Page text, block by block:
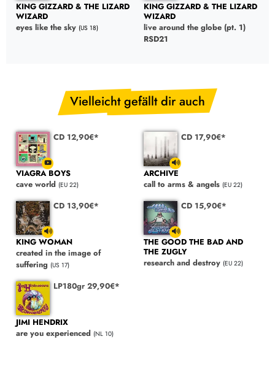
KING GIZZARD & THE LIZARD
WIZARD
eyes like the sky (US 18)
KING GIZZARD & THE LIZARD
WIZARD
live around the globe (pt. 1)
RSD21
Vielleicht gefällt dir auch
CD 12,90€*
VIAGRA BOYS
cave world (EU 22)
CD 17,90€*
ARCHIVE
call to arms & angels (EU 22)
CD 13,90€*
KING WOMAN
created in the image of
suffering (US 17)
CD 15,90€*
THE GOOD THE BAD AND
THE ZUGLY
research and destroy (EU 22)
LP180gr 29,90€*
JIMI HENDRIX
are you experienced (NL 10)